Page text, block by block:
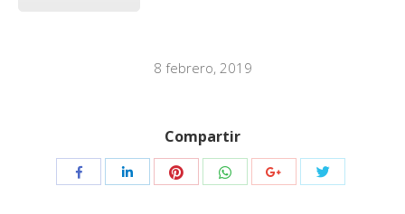
8 febrero, 2019
Compartir
CompartirCompartirCompartirCompartir CompartirCompartir